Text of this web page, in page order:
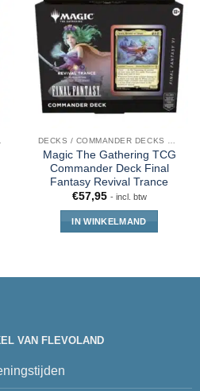
DECKS / COMMANDER DECKS MTG
Magic The Gathering TCG
Commander Deck Final
Fantasy Revival Trance
€57,95 - incl. btw
IN WINKELMAND
VAN FLEVOLAND